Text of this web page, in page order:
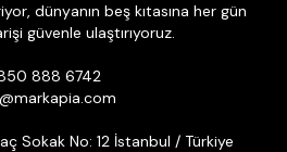
dünyanın beş kıtasına her gün
güvenle ulaştırıyoruz.
888 6742
Sokak No: 12 İstanbul / Türkiye